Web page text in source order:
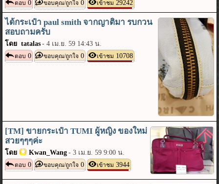
ตอบ 0 ขอบคุณ/ถูกใจ 0 เข้าชม 29242
ได้กระเป๋า paul smith จากญาติมา รบกวน
สอบถามครับ
โดย tatalas -4 เม.ย. 59 14:43 น.
ตอบ 0 ขอบคุณ/ถูกใจ 0 เข้าชม 10708
[TM] ขายกระเป๋า TUMI ผู้หญิง ของใหม่
สวยๆๆๆค่ะ
โดย Kwan_Wang -3 เม.ย. 59 9:00 น.
ตอบ 0 ขอบคุณ/ถูกใจ 0 เข้าชม 3944